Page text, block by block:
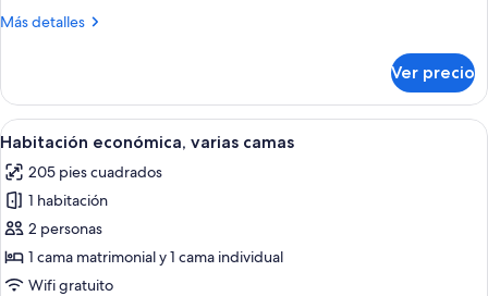
cama
Más detalles
Más
económica,
cama
Ver precio
Abrir
todas
las
fotos
de
Habitación
económica,
Habitación de hotel con una cama
9
Habitación económica, varias camas
205 pies cuadrados
1 habitación
2 personas
1 cama matrimonial y 1 cama individual
Wifi gratuito